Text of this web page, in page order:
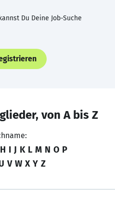
Du Deine Job-Suche
von A bis Z
H I J K L M N O P
V W X Y Z